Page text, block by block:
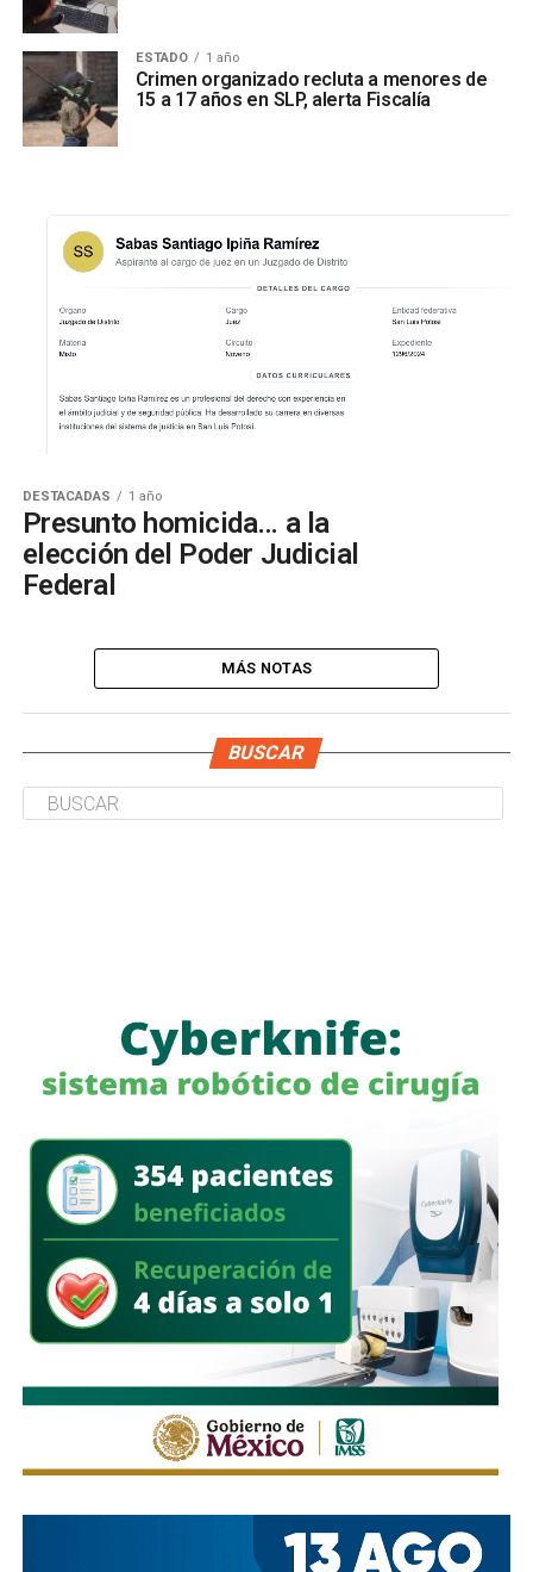
ESTADO 1 año
Crimen organizado recluta a menores de
15 a 17 años en SLP, alerta Fiscalía
DESTACADAS 1 año
Presunto homicida… a la
elección del Poder Judicial
Federal
MÁS NOTAS
BUSCAR